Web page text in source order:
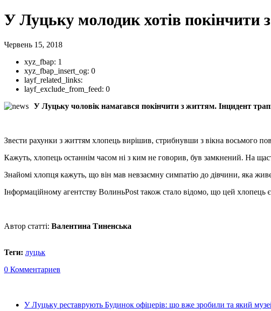
У Луцьку молодик хотів покінчити
Червень 15, 2018
xyz_fbap: 1
xyz_fbap_insert_og: 0
layf_related_links:
layf_exclude_from_feed: 0
У Луцьку чоловік намагався покінчити з життям. Інцидент
Звести рахунки з життям хлопець вирішив, стрибнувши з вікна восьмого
Кажуть, хлопець останнім часом ні з ким не говорив, був замкнений. На
Знайомі хлопця кажуть, що він мав невзаємну симпатію до дівчини, яка
Інформаційному агентству ВолиньPost також стало відомо, що цей
Автор статті: Валентина Тиненська
Теги: луцьк
0 Комментариев
У Луцьку реставрують Будинок офіцерів: що вже зробили та який